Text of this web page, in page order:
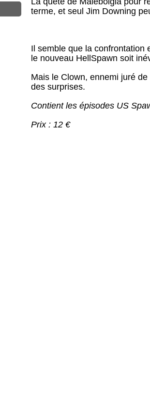
terme, et seul Jim Downing
Il semble que la confrontation
le nouveau HellSpawn soit
Mais le Clown, ennemi juré
des surprises.
Contient les épisodes US
Prix : 12 €